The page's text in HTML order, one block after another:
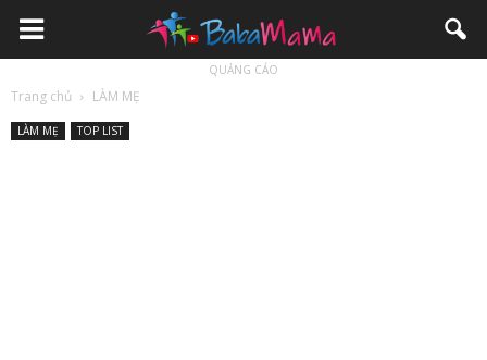
QUẢNG CÁO
Trang chủ LÀM MẸ
LÀM MẸ TOP LIST